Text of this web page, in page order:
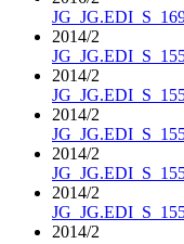
2014/2
2014/2
2014/2
2014/2
2014/2
2014/2